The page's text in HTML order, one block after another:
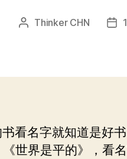
文 Thinker CHN
发
看名字就知道是好
世界是平的》，看